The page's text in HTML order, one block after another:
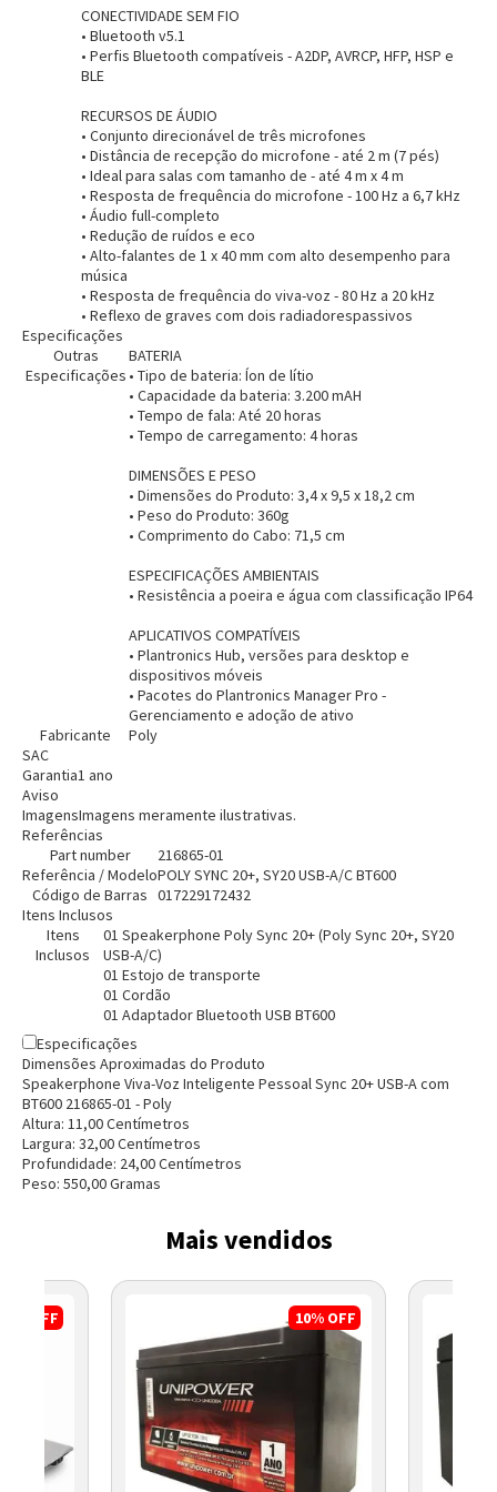
Entendi
Entendi
Entendi
Entendi
CONECTIVIDADE SEM FIO
• Bluetooth v5.1
• Perfis Bluetooth compatíveis - A2DP, AVRCP, HFP, HSP e
BLE
RECURSOS DE ÁUDIO
• Conjunto direcionável de três microfones
• Distância de recepção do microfone - até 2 m (7 pés)
• Ideal para salas com tamanho de - até 4 m x 4 m
• Resposta de frequência do microfone - 100 Hz a 6,7 kHz
• Áudio full-completo
• Redução de ruídos e eco
• Alto-falantes de 1 x 40 mm com alto desempenho para
música
• Resposta de frequência do viva-voz - 80 Hz a 20 kHz
• Reflexo de graves com dois radiadorespassivos
Especificações
Outras
Especificações
BATERIA
• Tipo de bateria: Íon de lítio
• Capacidade da bateria: 3.200 mAH
• Tempo de fala: Até 20 horas
• Tempo de carregamento: 4 horas
DIMENSÕES E PESO
• Dimensões do Produto: 3,4 x 9,5 x 18,2 cm
• Peso do Produto: 360g
• Comprimento do Cabo: 71,5 cm
ESPECIFICAÇÕES AMBIENTAIS
• Resistência a poeira e água com classificação IP64
APLICATIVOS COMPATÍVEIS
• Plantronics Hub, versões para desktop e
dispositivos móveis
• Pacotes do Plantronics Manager Pro -
Gerenciamento e adoção de ativo
Fabricante
Poly
SAC
Garantia1 ano
Aviso
ImagensImagens meramente ilustrativas.
Referências
Part number
216865-01
Referência / ModeloPOLY SYNC 20+, SY20 USB-A/C BT600
Código de Barras 017229172432
Itens Inclusos
Itens
Inclusos
01 Speakerphone Poly Sync 20+ (Poly Sync 20+, SY20
USB-A/C)
01 Estojo de transporte
01 Cordão
01 Adaptador Bluetooth USB BT600
Especificações
Dimensões Aproximadas do Produto
Speakerphone Viva-Voz Inteligente Pessoal Sync 20+ USB-A com
BT600 216865-01 - Poly
Altura: 11,00Centímetros
Largura: 32,00Centímetros
Profundidade: 24,00Centímetros
Peso: 550,00Gramas
Mais vendidos
OFF 10% OFF